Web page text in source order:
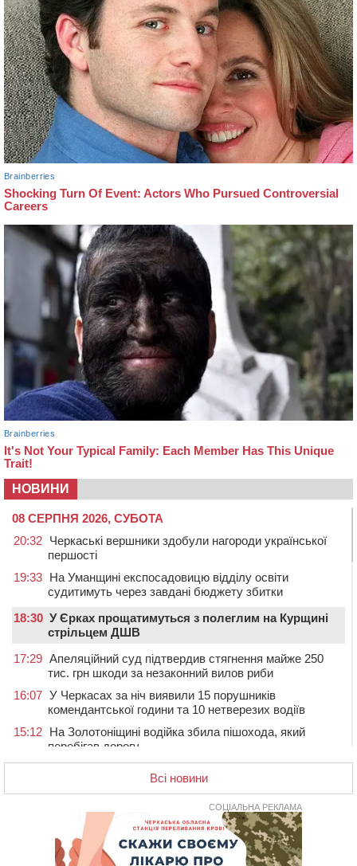
НОВИНИ
08 СЕРПНЯ 2026, СУБОТА
20:32 Черкаські вершники здобули нагороди української
першості
19:33 На Уманщині експосадовицю відділу освіти
судитимуть через завдані бюджету збитки
18:30 У Єрках прощатимуться з полеглим на Курщині
стрільцем ДШВ
17:29 Апеляційний суд підтвердив стягнення майже 250
тис. грн шкоди за незаконний вилов риби
16:07 У Черкасах за ніч виявили 15 порушників
комендантської години та 10 нетверезих водіїв
15:12 На Золотоніщині водійка збила пішохода, який
перебігав дорогу
під охорону 188-річну церкву
У Смілі біля магазину під колесами вантажівки
загинула жінка
У Черкасах пропонують для приватизації
п’ятиповерховий об’єкт у центрі міста
Всі новини
СОЦІАЛЬНА РЕКЛАМА